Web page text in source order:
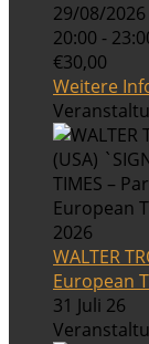
29/08/
20:00 -
€30,00
Weitere
WALTER
European
31 Juli 26